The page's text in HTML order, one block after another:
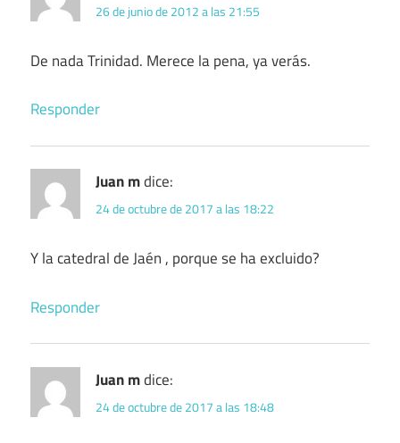
26 de junio de 2012 a las 21:55
De nada Trinidad. Merece la pena, ya verás.
Responder
Juan mdice:
24 de octubre de 2017 a las 18:22
Y la catedral de Jaén , porque se ha excluido?
Responder
Juan mdice:
24 de octubre de 2017 a las 18:48